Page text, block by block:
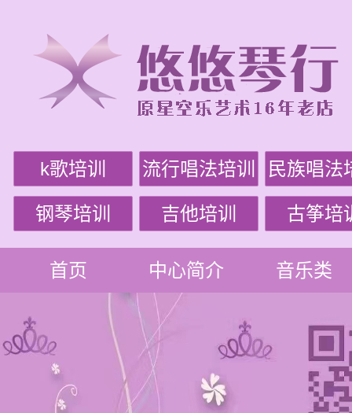
k歌培训 流行唱法培训 民族唱法
钢琴培训 吉他培训 古筝培
首页 中心简介 音乐类